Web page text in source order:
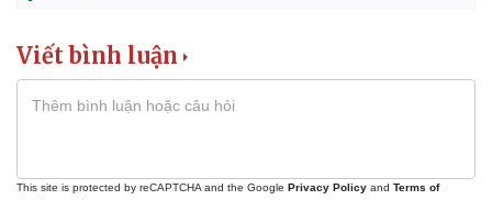
Viết bình luận
This site is protected by reCAPTCHA and the Google Privacy Policy and Terms of